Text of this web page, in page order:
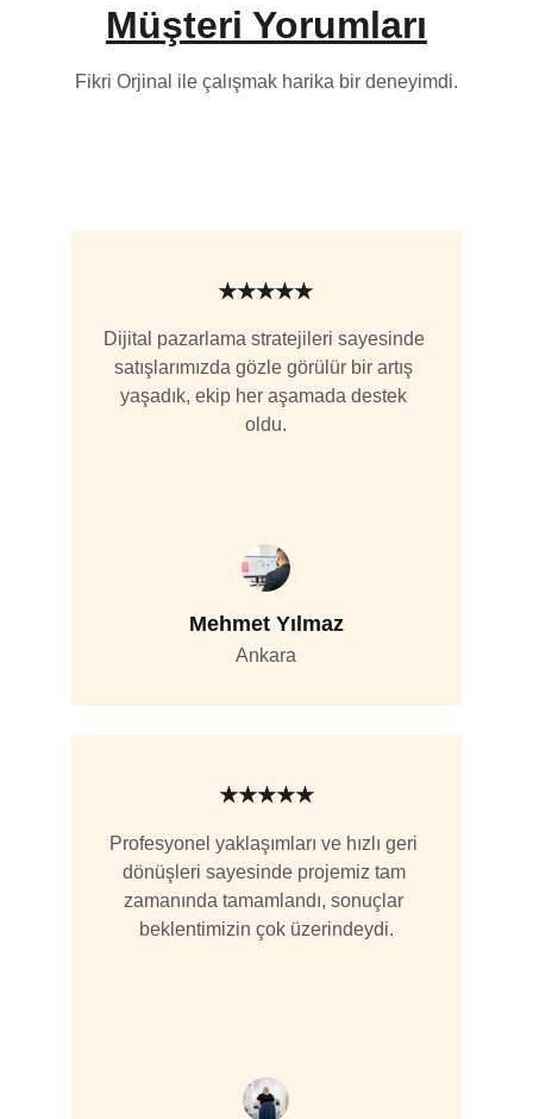
Müşteri Yorumları
Fikri Orjinal ile çalışmak harika bir deneyimdi.
Profesyonel yaklaşımları ve hızlı geri
dönüşleri sayesinde projemiz tam
zamanında tamamlandı, sonuçlar
beklentimizin çok üzerindeydi.
Dijital pazarlama stratejileri sayesinde
satışlarımızda gözle görülür bir artış
yaşadık, ekip her aşamada destek
oldu.
Mehmet Yılmaz
Ankara
★★★★★
★★★★★